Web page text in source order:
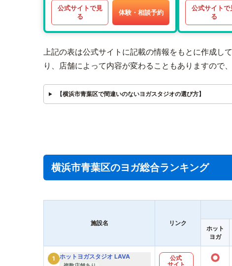
公式サイトで見
る
体験・相談予約
公式サイトで
る
上記の表は公式サイトに記載の情報をもとに作成し
り、店舗によって内容が変わることもありますので
【横浜市青葉区で間違いのないヨガスタジオの選び方】
横浜市青葉区のヨガ総合ランキング
施設名 リンク
ホット
ヨガ
1 ホットヨガスタジオ LAVA
公式
サイト
○